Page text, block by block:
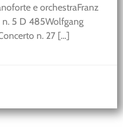
e orchestraFranz
n. 5 D 485Wolfgang
n. 27 […]